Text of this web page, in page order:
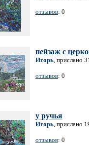
отзывов: 0
пейзаж с
Игорь, прислано
отзывов: 0
у ручья
Игорь, прислано
отзывов: 0